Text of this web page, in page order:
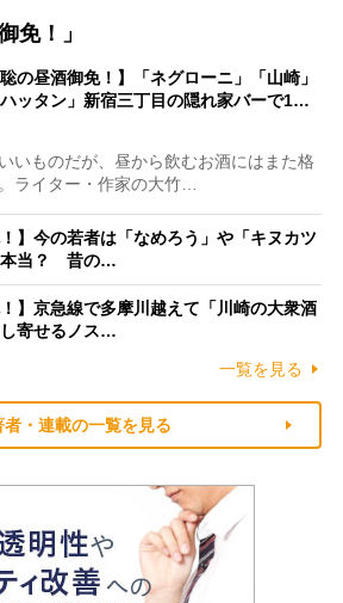
免！」
聡の昼酒御免！】「ネグローニ」「山崎」
ハッタン」新宿三丁目の隠れ家バーで1…
いものだが、昼から飲むお酒にはまた格
イター・作家の大竹…
】今の若者は「なめろう」や「キヌカツ
本当？ 昔の…
！】京急線で多摩川越えて「川崎の大衆酒
寄せるノス…
一覧を見る
者・連載の一覧を見る